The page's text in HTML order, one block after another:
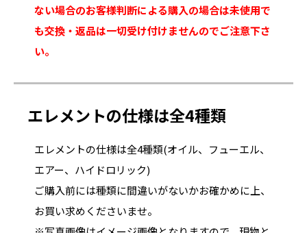
ない場合のお客様判断による購入の場合は未使用で
も交換・返品は一切受け付けませんのでご注意下さ
い。
エレメントの仕様は全4種類
エレメントの仕様は全4種類(オイル、フューエル、
エアー、ハイドロリック)
ご購入前には種類に間違いがないかお確かめに上、
お買い求めくださいませ。